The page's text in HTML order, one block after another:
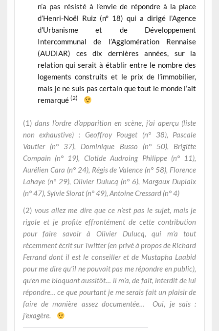
n’a pas résisté à l’envie de répondre à la place
d’Henri-Noël Ruiz (n° 18) qui a dirigé l’Agence
d’Urbanisme et de Développement
Intercommunal de l’Agglomération Rennaise
(AUDIAR) ces dix dernières années, sur la
relation qui serait à établir entre le nombre des
logements construits et le prix de l’immobilier,
mais je ne suis pas certain que tout le monde l’ait
remarqué (2)
(1)dans l’ordre d’apparition en scène, j’ai aperçu (liste
non exhaustive) : Geoffroy Pouget (n° 38), Pascale
Vautier (n° 37), Dominique Busso (n° 50), Brigitte
Compain (n° 19), Clotide Audroing Philippe (n° 11),
Aurélien Cara (n° 24), Régis de Valence (n° 58), Florence
Lahaye (n° 29), Olivier Dulucq (n° 6), Margaux Duplaix
(n° 47), Sylvie Siorat (n° 49), Antoine Cressard (n° 4)
(2) vous allez me dire que ce n’est pas le sujet, mais je
rigole et je profite effrontément de cette contribution
pour faire savoir à Olivier Dulucq, qui m’a tout
récemment écrit sur Twitter (en privé à propos de Richard
Ferrand dont il est le conseiller et de Mustapha Laabid
pour me dire qu’il ne pouvait pas me répondre en public),
qu’en me bloquant aussitôt… il m’a, de fait, interdit de lui
répondre… ce que pourtant je me serais fait un plaisir de
faire de manière assez documentée… Oui, je sais :
j’exagère.